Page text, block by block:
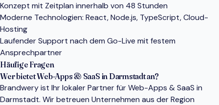
Konzept mit Zeitplan innerhalb von 48 Stunden
Moderne Technologien: React, Node.js, TypeScript, Cloud-
Hosting
Laufender Support nach dem Go-Live mit festem
Ansprechpartner
Häufige Fragen
Wer bietet Web-Apps & SaaS in Darmstadt an?
Brandwery ist Ihr lokaler Partner für Web-Apps & SaaS in
Darmstadt. Wir betreuen Unternehmen aus der Region